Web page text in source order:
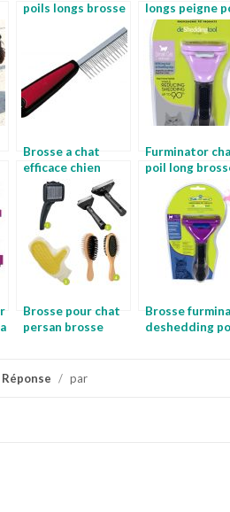
poils longs brosse
longs peigne
chat a poils
Brosse a chat
efficace chien
schnauzer
Furminator
poil long
furminator chat
Brosse pour chat
persan brosse
Brosse
deshedding
Réponse / par